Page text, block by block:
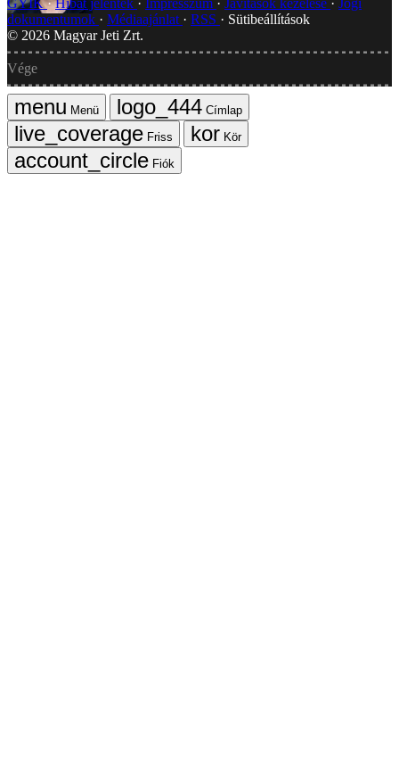
GYIK Hibát jelentek Impresszum Javítások kezelése
Jogi
dokumentumok
Médiaajánlat RSS
Sütibeállítások
© 2026 Magyar Jeti Zrt.
Vége
Menü
Címlap
Friss
Kör
Fiók